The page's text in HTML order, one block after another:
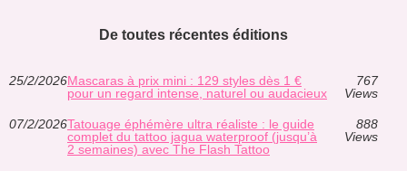
De toutes récentes éditions
25/2/2026Mascaras à prix mini : 129 styles dès 1 €
pour un regard intense, naturel ou audacieux
767
Views
07/2/2026Tatouage éphémère ultra réaliste : le guide
complet du tattoo jagua waterproof (jusqu’à
2 semaines) avec The Flash Tattoo
888
Views